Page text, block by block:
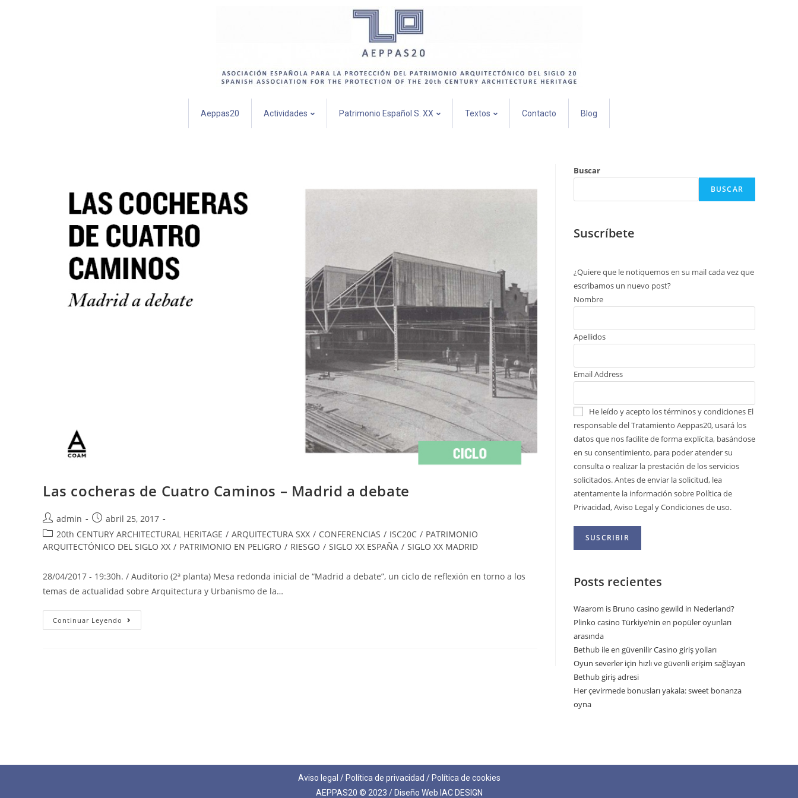
Aeppas20 Actividades Patrimonio Español S. XX Textos Contacto Blog
Las cocheras de Cuatro Caminos – Madrid a debate
admin
abril 25, 2017
20th CENTURY ARCHITECTURAL HERITAGE / ARQUITECTURA SXX / CONFERENCIAS / ISC20C / PATRIMONIO
ARQUITECTÓNICO DEL SIGLO XX / PATRIMONIO EN PELIGRO / RIESGO / SIGLO XX ESPAÑA / SIGLO XX MADRID
28/04/2017 - 19:30h. / Auditorio (2ª planta) Mesa redonda inicial de “Madrid a debate”, un ciclo de reflexión en torno a los
temas de actualidad sobre Arquitectura y Urbanismo de la…
Continuar Leyendo
Buscar
BUSCAR
Suscríbete
¿Quiere que le notiquemos en su mail cada vez que
escribamos un nuevo post?
Nombre
Apellidos
Email Address
He leído y acepto los términos y condiciones El
responsable del Tratamiento Aeppas20, usará los
datos que nos facilite de forma explícita, basándose
en su consentimiento, para poder atender su
consulta o realizar la prestación de los servicios
solicitados. Antes de enviar la solicitud, lea
atentamente la información sobre Política de
Privacidad, Aviso Legal y Condiciones de uso.
Posts recientes
Waarom is Bruno casino gewild in Nederland?
Plinko casino Türkiye’nin en popüler oyunları
arasında
Bethub ile en güvenilir Casino giriş yolları
Oyun severler için hızlı ve güvenli erişim sağlayan
Bethub giriş adresi
Her çevirmede bonusları yakala: sweet bonanza
oyna
Aviso legal / Política de privacidad / Política de cookies
AEPPAS20 © 2023 / Diseño Web IAC DESIGN